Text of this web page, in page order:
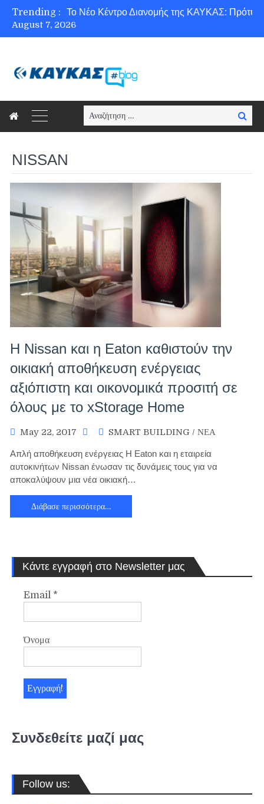
Trending :
Ασφάλεια στο Διαδίκτυο για όλους!
August 7, 2026
Search
for:
NISSAN
Η Nissan και η Eaton καθιστούν την
οικιακή αποθήκευση ενέργειας
αξιόπιστη και οικονομικά προσιτή σε
όλους με το xStorage Home
May 22, 2017 SMART BUILDING / ΝΕΑ
Απλή αποθήκευση ενέργειας Η Eaton και η εταιρεία
αυτοκινήτων Nissan ένωσαν τις δυνάμεις τους για να
αποκαλύψουν μια νέα οικιακή…
Διάβασε περισσότερα…
Κάντε εγγραφή στο Newsletter μας
Email *
Όνομα
Συνδεθείτε μαζί μας
Follow us: